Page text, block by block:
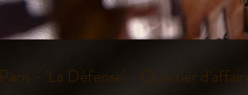
Paris - 'La Défense' - Quartier